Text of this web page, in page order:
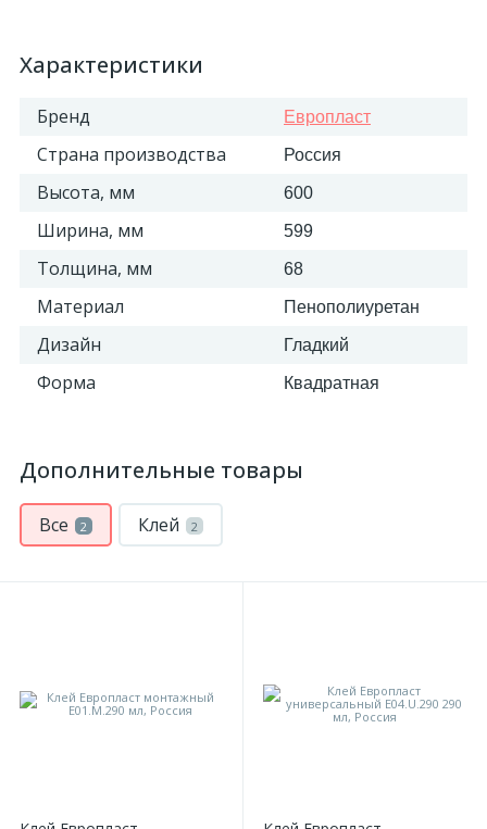
Характеристики
Бренд Европласт
Страна производства Россия
Высота, мм 600
Ширина, мм 599
Толщина, мм 68
Материал Пенополиуретан
Дизайн Гладкий
Форма Квадратная
Дополнительные товары
Все 2 Клей 2